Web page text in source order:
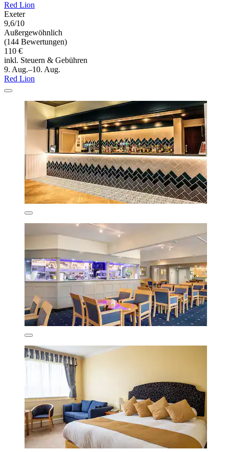
Red Lion
Exeter
9,6/10
Außergewöhnlich
(144 Bewertungen)
110 €
inkl. Steuern & Gebühren
9. Aug.–10. Aug.
Red Lion